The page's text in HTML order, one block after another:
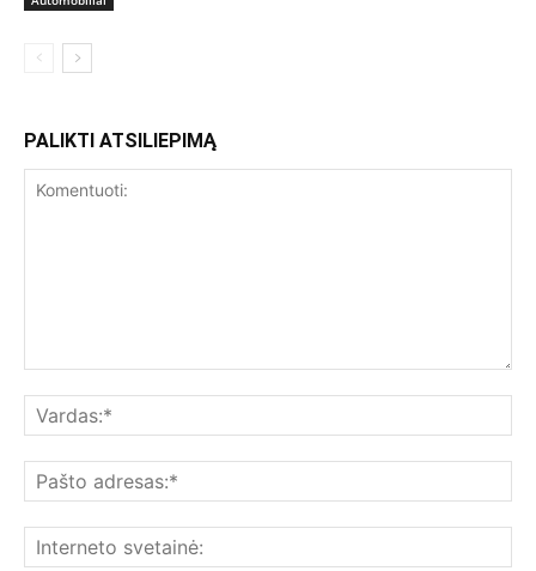
PALIKTI ATSILIEPIMĄ